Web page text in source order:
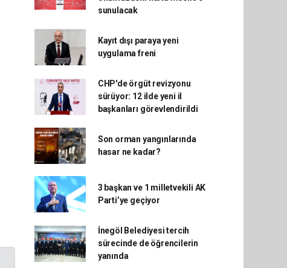
sunulacak
Kayıt dışı paraya yeni
uygulama freni
CHP'de örgüt revizyonu
sürüyor: 12 ilde yeni il
başkanları görevlendirildi
Son orman yangınlarında
hasar ne kadar?
3 başkan ve 1 milletvekili AK
Parti’ye geçiyor
İnegöl Belediyesi tercih
sürecinde de öğrencilerin
yanında